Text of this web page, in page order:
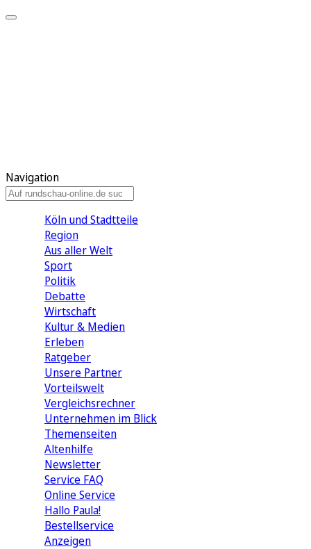
Navigation
Köln und Stadtteile
Region
Aus aller Welt
Sport
Politik
Debatte
Wirtschaft
Kultur & Medien
Erleben
Ratgeber
Unsere Partner
Vorteilswelt
Vergleichsrechner
Unternehmen im Blick
Themenseiten
Altenhilfe
Newsletter
Service FAQ
Online Service
Hallo Paula!
Bestellservice
Anzeigen